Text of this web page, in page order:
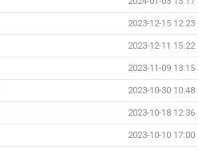
2023-12-15 12:23
2023-12-11 15:22
2023-11-09 13:15
2023-10-30 10:48
2023-10-18 12:36
2023-10-10 17:00